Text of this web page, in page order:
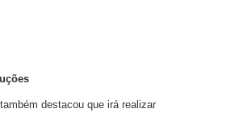
destacou que irá realizar